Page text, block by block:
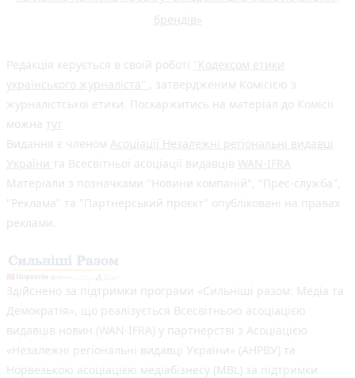
брендів»
Редакція керується в своїй роботі "Кодексом етики
українського журналіста" , затвердженим Комісією з
журналістської етики. Поскаржитись на матеріал до Комісії
можна тут
Видання є членом Асоціації Незалежні регіональні видавці
України та Всесвітньої асоціації видавців WAN-IFRA
Матеріали з позначками "Новини компаній", "Прес-служба",
"Реклама" та "Партнерський проєкт" опубліковані на правах
реклами.
Здійснено за підтримки програми «Сильніші разом: Медіа та
Демократія», що реалізується Всесвітньою асоціацією
видавців новин (WAN-IFRA) у партнерстві з Асоціацією
«Незалежні регіональні видавці України» (АНРВУ) та
Норвезькою асоціацією медіабізнесу (MBL) за підтримки